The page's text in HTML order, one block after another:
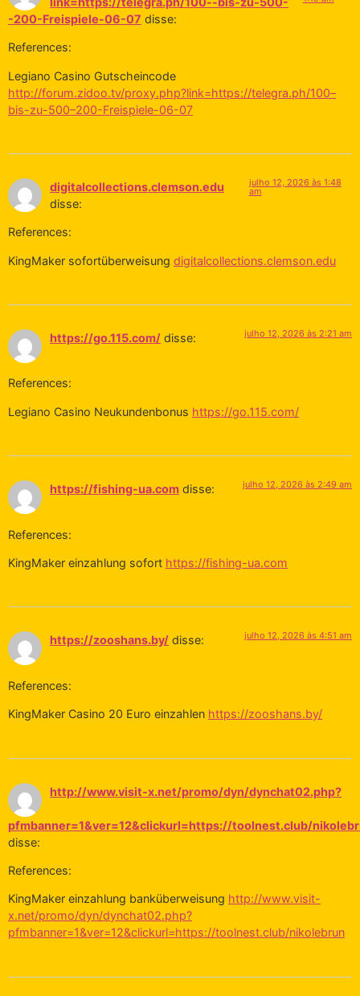
-200-Freispiele-06-07 disse:
References:
Legiano Casino Gutscheincode
http://forum.zidoo.tv/proxy.php?link=https://telegra.ph/100–
bis-zu-500–200-Freispiele-06-07
digitalcollections.clemson.edu
disse:
julho 12, 2026 às 1:48
am
References:
KingMaker sofortüberweisung digitalcollections.clemson.edu
https://go.115.com/ disse: julho 12, 2026 às 2:21 am
References:
Legiano Casino Neukundenbonus https://go.115.com/
https://fishing-ua.com disse: julho 12, 2026 às 2:49 am
References:
KingMaker einzahlung sofort https://fishing-ua.com
https://zooshans.by/ disse: julho 12, 2026 às 4:51 am
References:
KingMaker Casino 20 Euro einzahlen https://zooshans.by/
http://www.visit-x.net/promo/dyn/dynchat02.php?
pfmbanner=1&ver=12&clickurl=https://toolnest.club/
disse:
References:
KingMaker einzahlung banküberweisung http://www.visit-
x.net/promo/dyn/dynchat02.php?
pfmbanner=1&ver=12&clickurl=https://toolnest.club/nikolebrun